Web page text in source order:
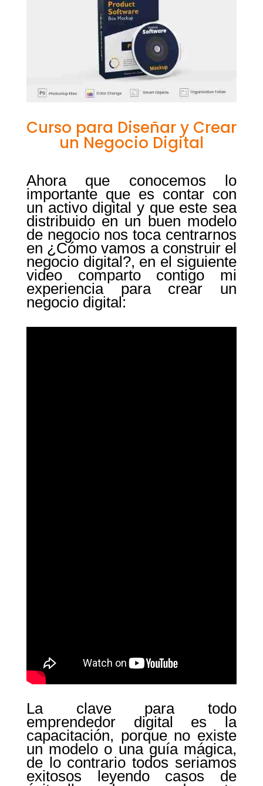
Curso para Diseñar y Crear
un Negocio Digital
Ahora que conocemos lo
importante que es contar con
un activo digital y que este sea
distribuido en un buen modelo
de negocio nos toca centrarnos
en ¿Cómo vamos a construir el
negocio digital?, en el siguiente
video comparto contigo mi
experiencia para crear un
negocio digital:
La clave para todo
emprendedor digital es la
capacitación, porque no existe
un modelo o una guía mágica,
de lo contrario todos seriamos
exitosos leyendo casos de